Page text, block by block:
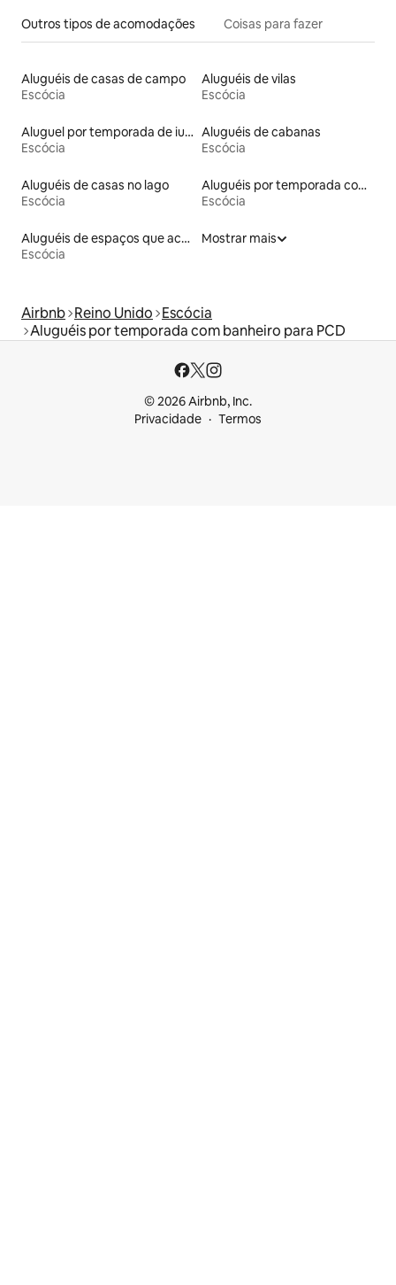
Outros tipos de acomodações Coisas para fazer
Aluguéis de casas de campo
Escócia
Aluguéis de vilas
Escócia
Aluguel por temporada de iurtas
Escócia
Aluguéis de cabanas
Escócia
Aluguéis de casas no lago
Escócia
Aluguéis por temporada com café da manhã
Escócia
Aluguéis de espaços que aceitam animais de estimação
Escócia
Mostrar mais
Airbnb Reino Unido Escócia
Aluguéis por temporada com banheiro para PCD
© 2026 Airbnb, Inc.
Privacidade
Termos